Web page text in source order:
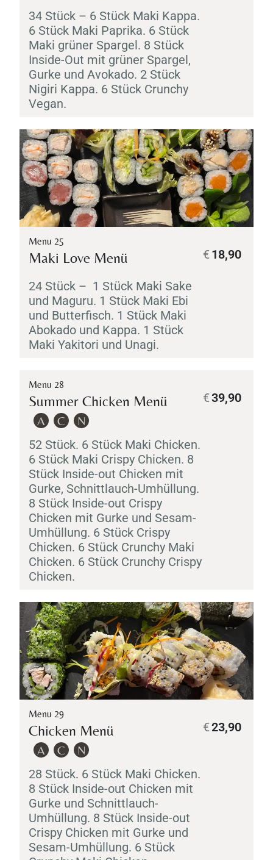
34 Stück – 6 Stück Maki Kappa.
6 Stück Maki Paprika. 6 Stück
Maki grüner Spargel. 8 Stück
Inside-Out mit grüner Spargel,
Gurke und Avokado. 2 Stück
Nigiri Kappa. 6 Stück Crunchy
Vegan.
Menu 25
Maki Love Menü
24 Stück – 1 Stück Maki Sake
und Maguru. 1 Stück Maki Ebi
und Butterfisch. 1 Stück Maki
Abokado und Kappa. 1 Stück
Maki Yakitori und Unagi.
18,90
€
Menu 28
Summer Chicken Menü
A C N
52 Stück. 6 Stück Maki Chicken.
6 Stück Maki Crispy Chicken. 8
Stück Inside-out Chicken mit
Gurke, Schnittlauch-Umhüllung.
8 Stück Inside-out Crispy
Chicken mit Gurke und Sesam-
Umhüllung. 6 Stück Crispy
Chicken. 6 Stück Crunchy Maki
Chicken. 6 Stück Crunchy Crispy
Chicken.
39,90
€
Menu 29
Chicken Menü
A C N
28 Stück. 6 Stück Maki Chicken.
8 Stück Inside-out Chicken mit
Gurke und Schnittlauch-
Umhüllung. 8 Stück Inside-out
Crispy Chicken mit Gurke und
Sesam-Umhüllung. 6 Stück
23,90
€